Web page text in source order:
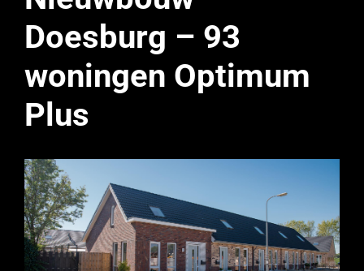
Doesburg – 93
woningen Optimum
Plus